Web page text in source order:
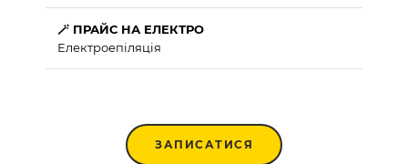
🪄 ПРАЙС НА ЕЛЕКТРО
Електроепіляція
ЗАПИСАТИСЯ